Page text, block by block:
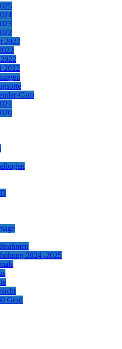
2022
2022
Caro
2024 -2025
Grad